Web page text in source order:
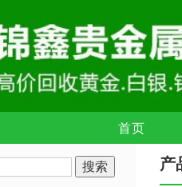
首页
产